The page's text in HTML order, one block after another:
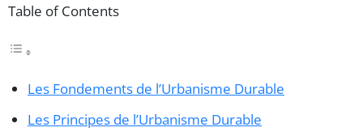
Table of Contents
Les Fondements de l’Urbanisme Durable
Les Principes de l’Urbanisme Durable